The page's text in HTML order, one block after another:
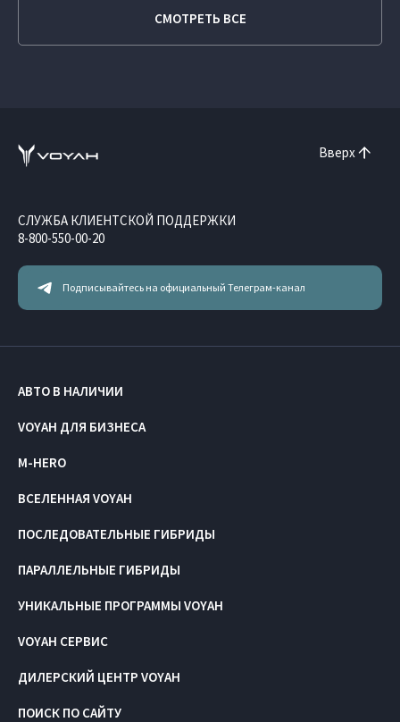
СМОТРЕТЬ ВСЕ
Вверх
Подписывайтесь на официальный Телеграм-канал
СЛУЖБА КЛИЕНТСКОЙ ПОДДЕРЖКИ
8-800-550-00-20
АВТО В НАЛИЧИИ
VOYAH ДЛЯ БИЗНЕСА
M-HERO
ПОИСК ПО САЙТУ
ВСЕЛЕННАЯ VOYAH
ПОСЛЕДОВАТЕЛЬНЫЕ ГИБРИДЫ
ПАРАЛЛЕЛЬНЫЕ ГИБРИДЫ
УНИКАЛЬНЫЕ ПРОГРАММЫ VOYAH
VOYAH СЕРВИС
ДИЛЕРСКИЙ ЦЕНТР VOYAH